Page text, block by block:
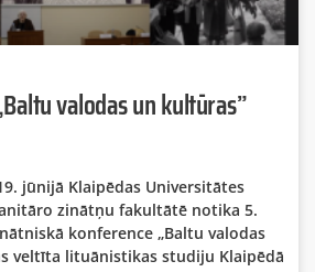
valodas un kultūras”
jūnijā Klaipēdas Universitātes
zinātņu fakultātē notika 5.
konference „Baltu valodas
veltīta lituānistikas studiju Klaipēdā